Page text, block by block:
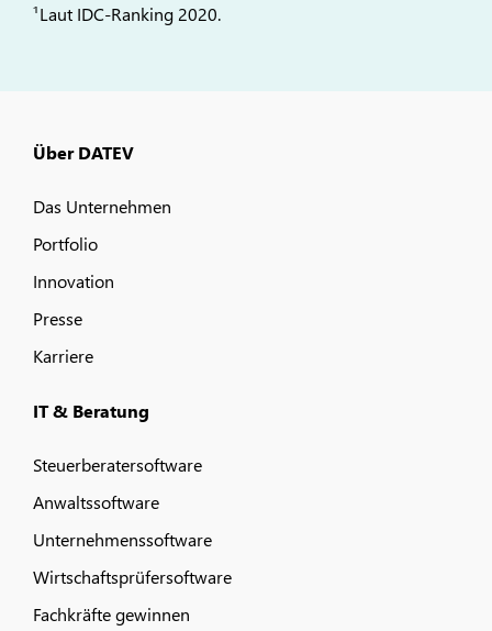
¹Laut IDC-Ranking 2020.
Über DATEV
Das Unternehmen
Portfolio
Innovation
Presse
Karriere
IT & Beratung
Steuerberatersoftware
Anwaltssoftware
Unternehmenssoftware
Wirtschaftsprüfersoftware
Fachkräfte gewinnen